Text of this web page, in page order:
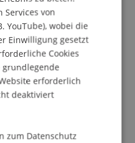
Services von
YouTube), wobei die
Einwilligung gesetzt
Cookies
erforderlich
deaktiviert
zum Datenschutz